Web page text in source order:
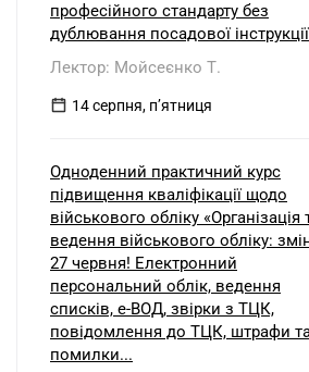
професійного стандарту без
дублювання посадової
Лектор: Мойсеєнко Т.
14 серпня, пʼятниця
Одноденний практичний курс
підвищення кваліфікації щодо
військового обліку «Організація
ведення військового обліку:
27 червня! Електронний
персональний облік, ведення
списків, е-ВОД, звірки з ТЦК,
повідомлення до ТЦК, штрафи
помилки...